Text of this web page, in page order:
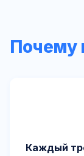
Почему
Каждый